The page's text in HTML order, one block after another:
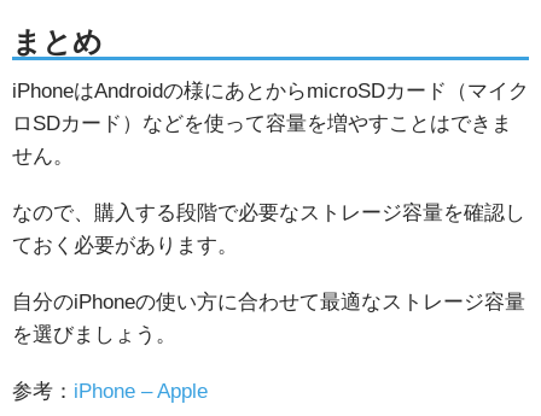
まとめ
iPhoneはAndroidの様にあとからmicroSDカード（マイク
ロSDカード）などを使って容量を増やすことはできま
せん。
なので、購入する段階で必要なストレージ容量を確認し
ておく必要があります。
自分のiPhoneの使い方に合わせて最適なストレージ容量
を選びましょう。
参考： iPhone – Apple